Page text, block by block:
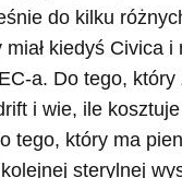
do kilku
miał kiedyś Civica i
a. Do tego, który
i wie, ile
tego, który ma
sterylnej